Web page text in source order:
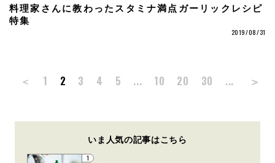
料理家さんに教わったスタミナ満点ガーリックレシピ
特集
2019/08/31
＜ 1 2 3 4 5 ... 10 20 30 ... ＞
いま人気の記事はこちら
1